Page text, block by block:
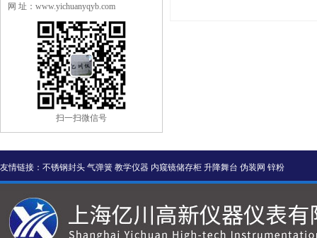
网 址：www.yichuanyqyb.com
扫一扫微信号
友情链接： 不锈钢封头 气弹簧 教学仪器 内窥镜储存柜 升降舞台 伪装网 锌粉